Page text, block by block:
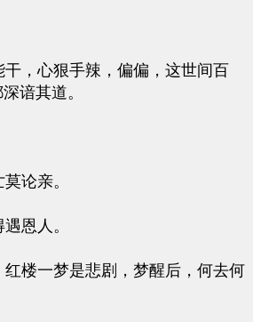
，心狠手辣，偏偏，这世间百
谙其道。
论亲。
恩人。
楼一梦是悲剧，梦醒后，何去何